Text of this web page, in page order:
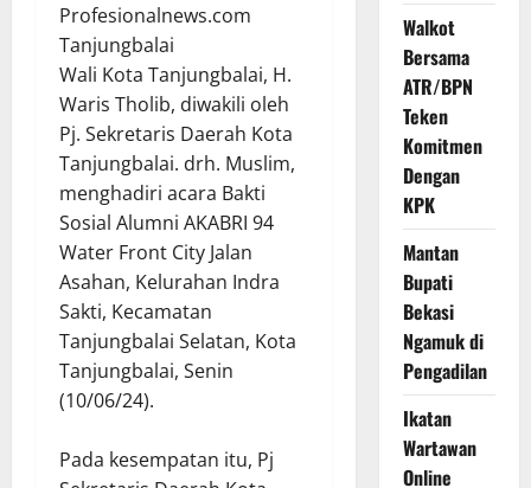
Profesionalnews.com
Tanjungbalai
Wali Kota Tanjungbalai, H.
Waris Tholib, diwakili oleh
Pj. Sekretaris Daerah Kota
Tanjungbalai. drh. Muslim,
menghadiri acara Bakti
Sosial Alumni AKABRI 94
Water Front City Jalan
Asahan, Kelurahan Indra
Sakti, Kecamatan
Tanjungbalai Selatan, Kota
Tanjungbalai, Senin
(10/06/24).
Pada kesempatan itu, Pj
Walkot
Bersama
ATR/BPN
Teken
Komitmen
Dengan
KPK
Mantan
Bupati
Bekasi
Ngamuk di
Pengadilan
Ikatan
Wartawan
Online